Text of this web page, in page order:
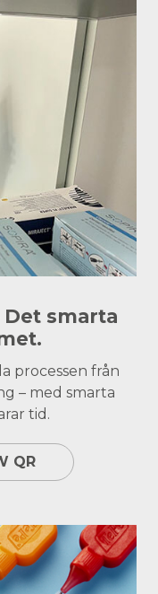
Det smarta
processen från
– med smarta
tid.
QR